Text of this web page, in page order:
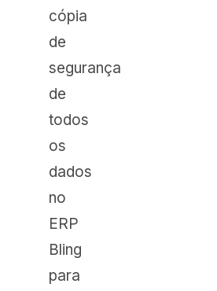
cópia
de
segurança
de
todos
os
dados
no
ERP
Bling
para